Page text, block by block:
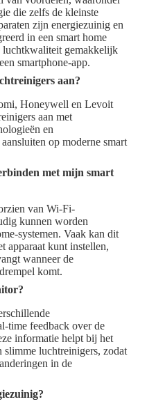
die zelfs de kleinste
zijn energiezuinig en
in een smart home
luchtkwaliteit gemakkelijk
smartphone-app.
aan?
Honeywell en Levoit
aan met
en
op moderne smart
met mijn smart
van Wi-Fi-
kunnen worden
systemen. Vaak kan dit
apparaat kunt instellen,
wanneer de
komt.
time feedback over de
informatie helpt bij het
slimme luchtreinigers, zodat
in de